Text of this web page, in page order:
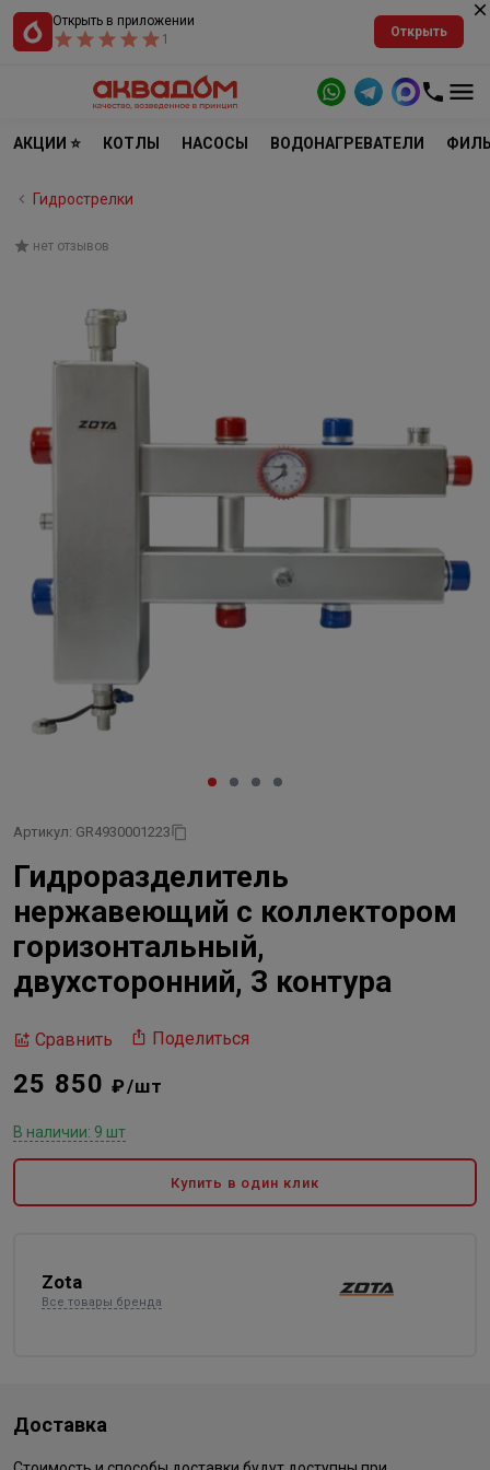
Открыть в приложении
1
Открыть
АКЦИИ ⭐ КОТЛЫ НАСОСЫ ВОДОНАГРЕВАТЕЛИ
Гидрострелки
нет отзывов
Артикул: GR4930001223
Гидроразделитель
нержавеющий с коллектором
горизонтальный,
двухсторонний, 3 контура
Сравнить Поделиться
25 850₽/шт
В наличии: 9 шт
Купить в один клик
Zota
Все товары бренда
Доставка